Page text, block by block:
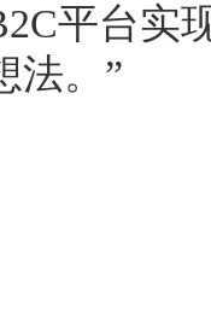
平台实
法。”